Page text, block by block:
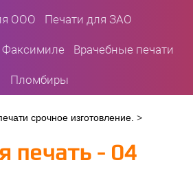
ООО Печати для ЗАО
Факсимиле Врачебные печати
Пломбиры
срочное изготовление. >
печать - 04